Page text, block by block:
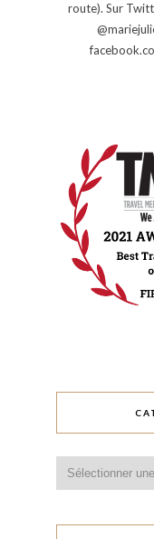
route). Sur